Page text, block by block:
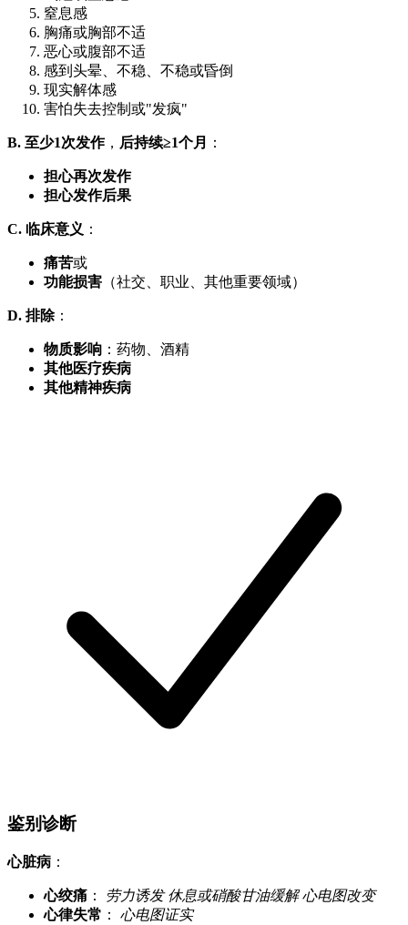
窒息感
胸痛或胸部不适
恶心或腹部不适
感到头晕、不稳、不稳或昏倒
现实解体感
害怕失去控制或"发疯"
B. 至少1次发作， 后持续≥1个月 ：
担心再次发作
担心发作后果
C. 临床意义 ：
痛苦或
功能损害 （社交、职业、其他重要领域）
D. 排除：
物质影响 ：药物、酒精
其他医疗疾病
其他精神疾病
鉴别诊断
心脏病 ：
心绞痛 ： 劳力诱发 休息或硝酸甘油缓解 心电图改变
心律失常 ： 心电图证实